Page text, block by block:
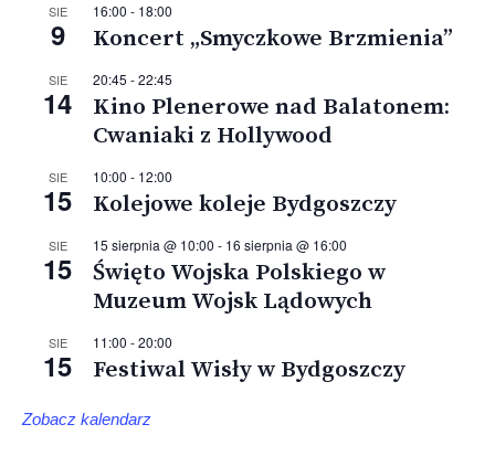
SIE
9
16:00 - 18:00
Koncert „Smyczkowe Brzmienia”
SIE
14
20:45 -22:45
Kino Plenerowe nad Balatonem:
Cwaniaki z Hollywood
SIE
15
10:00 - 12:00
Kolejowe koleje Bydgoszczy
SIE
15
15 sierpnia @ 10:00 - 16 sierpnia @ 16:00
Święto Wojska Polskiego w
Muzeum Wojsk Lądowych
SIE
15
11:00 -20:00
Festiwal Wisły w Bydgoszczy
Zobacz kalendarz